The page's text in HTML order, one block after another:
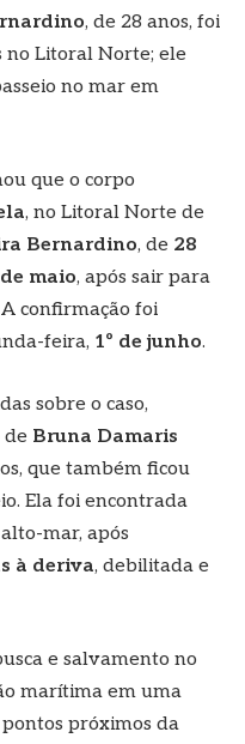
, de 28 anos, foi
no Litoral Norte; ele
no mar em
que o corpo
, no Litoral Norte de
Bernardino, de 28
maio, após sair para
confirmação foi
feira, 1º de junho.
sobre o caso,
de Bruna Damaris
que também ficou
Ela foi encontrada
mar, após
à deriva, debilitada e
e salvamento no
marítima em uma
próximos da